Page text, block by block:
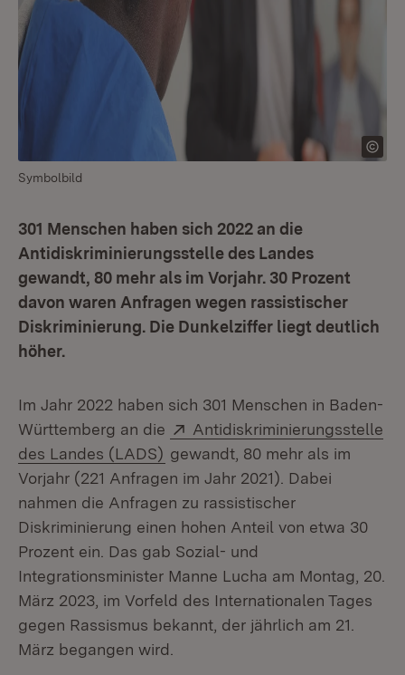
Symbolbild
301 Menschen haben sich 2022 an die
Antidiskriminierungsstelle des Landes
gewandt, 80 mehr als im Vorjahr. 30 Prozent
davon waren Anfragen wegen rassistischer
Diskriminierung. Die Dunkelziffer liegt deutlich
höher.
Im Jahr 2022 haben sich 301 Menschen in Baden-
Württemberg an die
Extern:
Antidiskriminierungsstelle
des Landes (LADS) (Öffnet in neuem Fenster)
gewandt, 80 mehr als im
Vorjahr (221 Anfragen im Jahr 2021). Dabei
nahmen die Anfragen zu rassistischer
Diskriminierung einen hohen Anteil von etwa 30
Prozent ein. Das gab Sozial- und
Integrationsminister Manne Lucha am Montag, 20.
März 2023, im Vorfeld des Internationalen Tages
gegen Rassismus bekannt, der jährlich am 21.
März begangen wird.